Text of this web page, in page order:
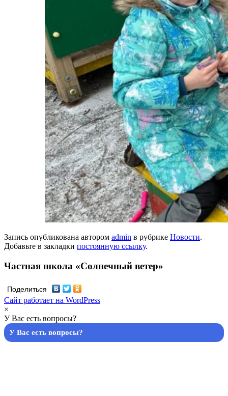
Запись опубликована автором admin в рубрике Новости.
Добавьте в закладки постоянную ссылку.
Частная школа «Солнечный ветер»
Поделиться
Сайт работает на WordPress
×
У Вас есть вопросы?
У Вас есть вопросы?